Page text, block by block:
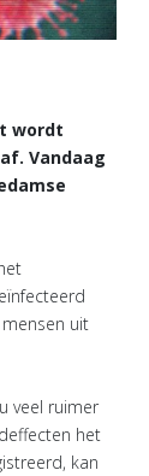
wordt
Vandaag
uit
veel ruimer
het
kan